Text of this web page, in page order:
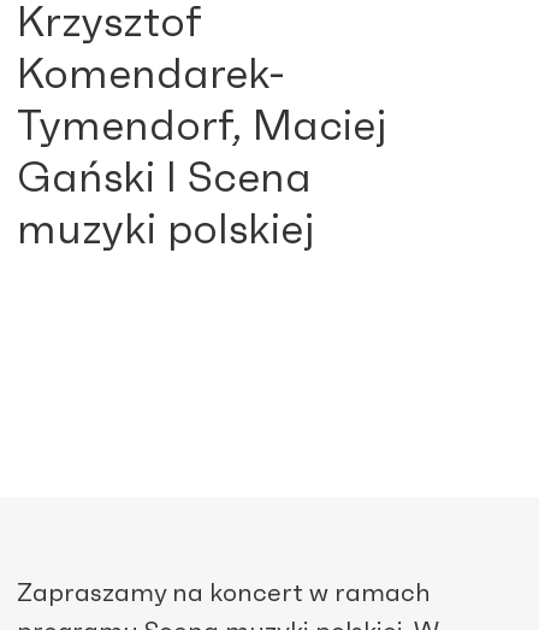
Krzysztof
Komendarek-
Tymendorf, Maciej
Gański I Scena
muzyki polskiej
Zapraszamy na koncert w ramach